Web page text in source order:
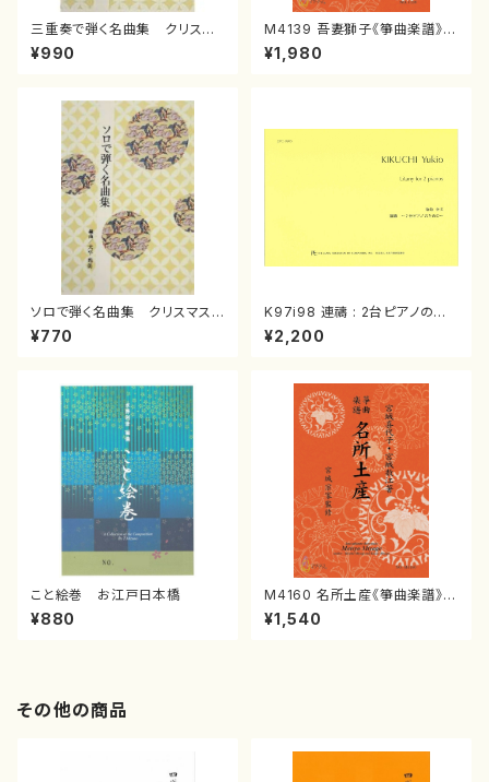
三重奏で弾く名曲集 クリスマ
スメドレー( 箏2/大平光美 編
曲/楽譜）
¥990
M4139 吾妻獅子《箏曲楽譜》
（箏/宮城道雄著・宮城宗家監修/
箏曲古典楽譜）
¥1,980
ソロで弾く名曲集 クリスマス・
イブ／恋人がサンタクロース(
箏独奏 /大平光美 編曲/楽
¥770
K97i98 連禱 : 2台ピアノのた
めの（2 Pianos / 菊池 幸夫 /
楽譜）
¥2,200
こと絵巻 お江戸日本橋
¥880
M4160 名所土産《箏曲楽譜》
（箏/宮城喜代子・宮城数江著・
宮城宗家監修/箏曲古典楽譜）
¥1,540
その他の商品